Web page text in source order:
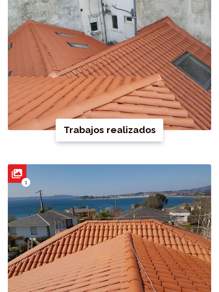
Trabajos realizados
1